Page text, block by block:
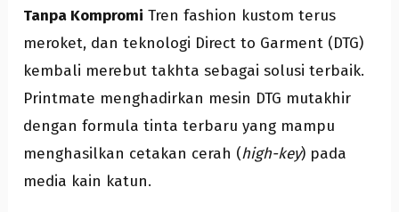
Tanpa Kompromi Tren fashion kustom terus
meroket, dan teknologi Direct to Garment (DTG)
kembali merebut takhta sebagai solusi terbaik.
Printmate menghadirkan mesin DTG mutakhir
dengan formula tinta terbaru yang mampu
menghasilkan cetakan cerah (high-key) pada
media kain katun.